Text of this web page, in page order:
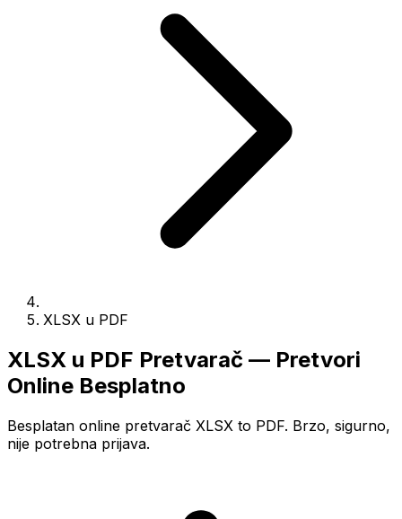
XLSX u PDF
XLSX u PDF Pretvarač — Pretvori
Online Besplatno
Besplatan online pretvarač XLSX to PDF. Brzo, sigurno,
nije potrebna prijava.